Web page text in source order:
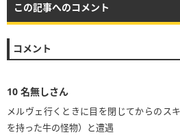
この記事へのコメント
コメント
10 名無しさん
メルヴェ行くときに目を閉じてからのス
を持った牛の怪物）と遭遇